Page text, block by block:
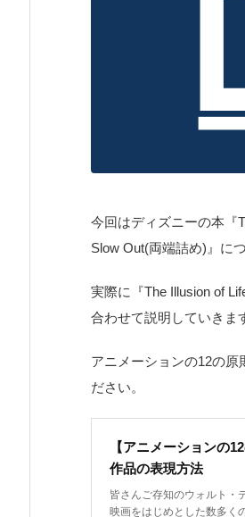
今回はディズニーの本『
Slow Out(両端詰め)』に
実際に『The Illusion of
合わせて説明していきま
アニメーションの12の原
ださい。
【アニメーションの
作品の表現方法
皆さんご存知のウォルト・
映画をはじめとした数多く